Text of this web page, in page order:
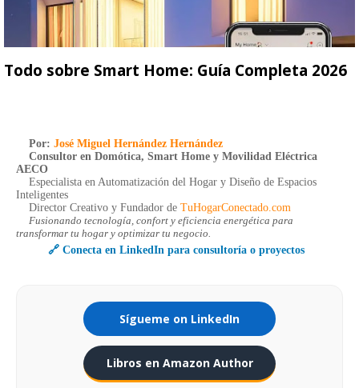
Todo sobre Smart Home: Guía Completa 2026
Por: José Miguel Hernández Hernández
Consultor en Domótica, Smart Home y Movilidad Eléctrica
AECO
Especialista en Automatización del Hogar y Diseño de Espacios
Inteligentes
Director Creativo y Fundador de TuHogarConectado.com
Fusionando tecnología, confort y eficiencia energética para
transformar tu hogar y optimizar tu negocio.
🔗 Conecta en LinkedIn para consultoría o proyectos
Sígueme on LinkedIn
Libros en Amazon Author